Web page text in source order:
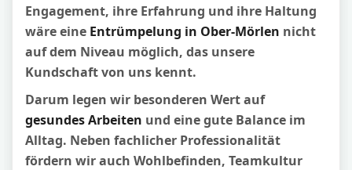
Engagement, ihre Erfahrung und ihre Haltung
wäre eine Entrümpelung in Ober-Mörlen nicht
auf dem Niveau möglich, das unsere
Kundschaft von uns kennt.
Darum legen wir besonderen Wert auf
gesundes Arbeiten und eine gute Balance im
Alltag. Neben fachlicher Professionalität
fördern wir auch Wohlbefinden, Teamkultur